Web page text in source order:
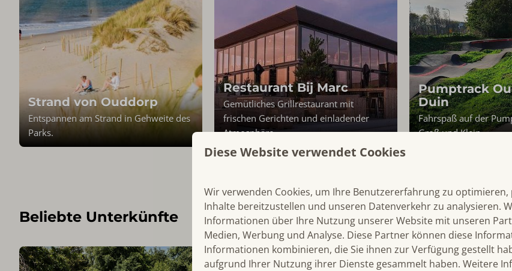
Strand von Ouddorp
Entspannen am Strand in Gehweite des
Parks.
Restaurant Bij Marc
Gemütliches Grillrestaurant mit
frischen Gerichten und einladender
Atmosphäre
Pumptrack
Duin
Fahrspaß auf der
Groß und Klein.
Beliebte Unterkünfte
Diese Website verwendet Cookies
Wir verwenden Cookies, um Ihre Benutzererfahrung zu
Inhalte bereitzustellen und unseren Datenverkehr zu analysieren.
Informationen über Ihre Nutzung unserer Website mit unseren
Medien, Werbung und Analyse. Diese Partner können diese
Informationen kombinieren, die Sie ihnen zur Verfügung gestellt
aufgrund Ihrer Nutzung ihrer Dienste gesammelt haben. Weitere